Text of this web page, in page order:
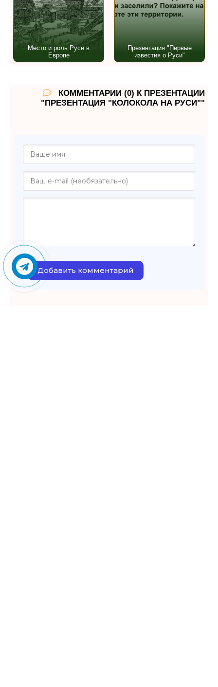
Место и роль Руси в
Европе
Презентация "Первые
известия о Руси"
КОММЕНТАРИИ (0) К ПРЕЗЕНТАЦИИ
"ПРЕЗЕНТАЦИЯ "КОЛОКОЛА НА РУСИ""
Добавить комментарий